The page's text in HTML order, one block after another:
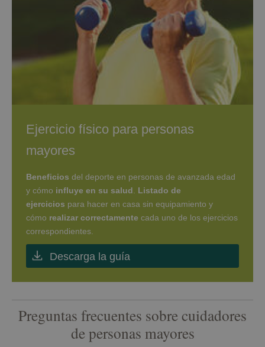
Ejercicio físico para personas
mayores
Beneficios del deporte en personas de avanzada edad
y cómo influye en su salud. Listado de
ejercicios para hacer en casa sin equipamiento y
cómo realizar correctamente cada uno de los ejercicios
correspondientes.
Descarga la guía
Preguntas frecuentes sobre cuidadores
de personas mayores